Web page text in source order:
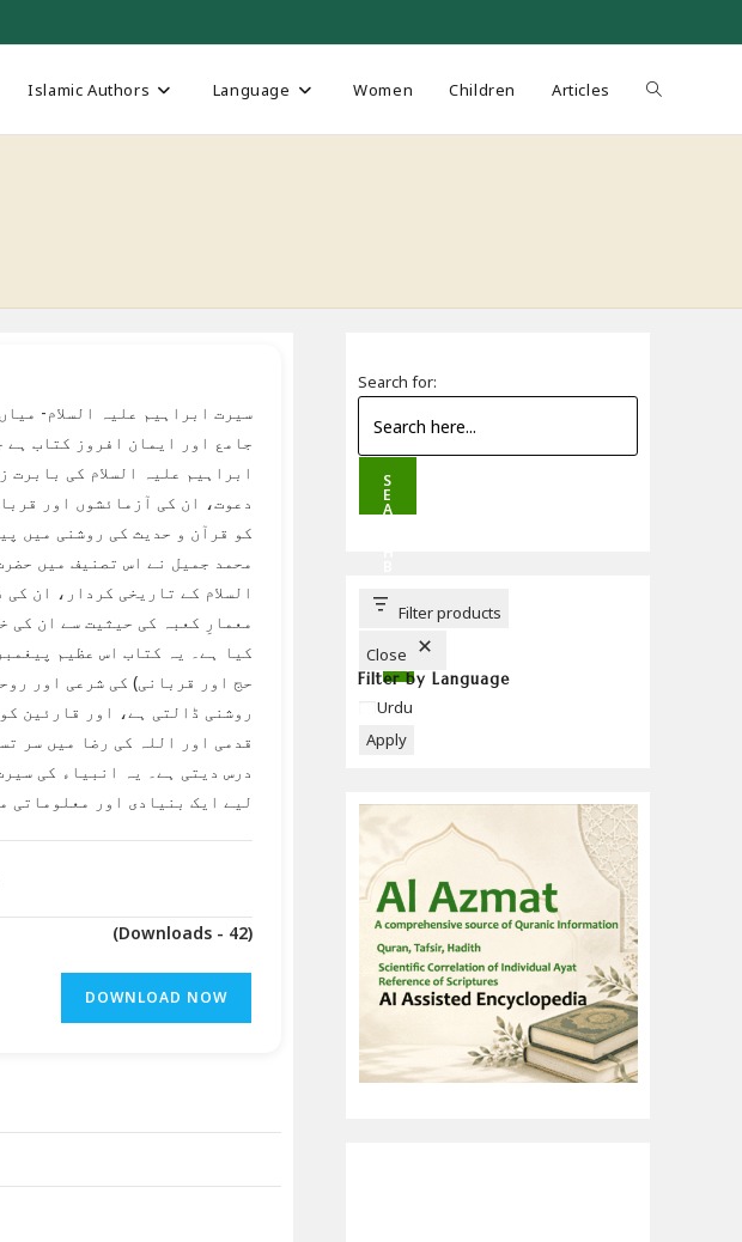
Islamic Authors Language Women Children Articles Toggle
سیرت ابراہیم علیہ السلام-
جامع اور ایمان افروز کتاب ہے
ابراہیم علیہ السلام کی بابرت
دعوت، ان کی آزمائشوں اور
کو قرآن و حدیث کی روشنی میں
محمد جمیل نے اس تصنیف میں
السلام کے تاریخی کردار، ان کی
معمارِ کعبہ کی حیثیت سے ان کی
کیا ہے۔ یہ کتاب اس عظیم
حج اور قربانی) کی شرعی اور
روشنی ڈالتی ہے، اور قارئین
قدمی اور اللہ کی رضا میں سر
درس دیتی ہے۔ یہ انبیاء کی
لیے ایک بنیادی اور معلوماتی
(Downloads - 42)
DOWNLOAD NOW
Search for:
S
E
A
T
T
Filter products
Close
Filter by Language
Language
Urdu
Apply